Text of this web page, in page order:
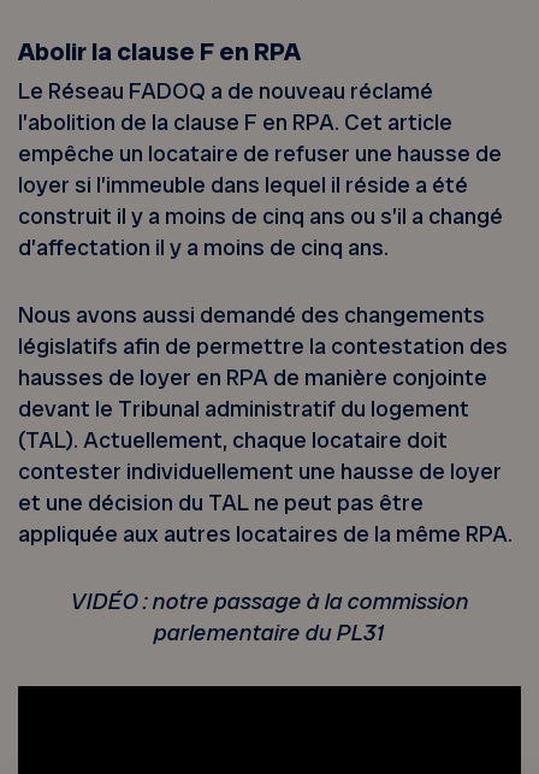
Abolir la clause F en RPA
Le Réseau FADOQ a de nouveau réclamé
l’abolition de la clause F en RPA. Cet article
empêche un locataire de refuser une hausse de
loyer si l’immeuble dans lequel il réside a été
construit il y a moins de cinq ans ou s’il a changé
d’affectation il y a moins de cinq ans.
Nous avons aussi demandé des changements
législatifs afin de permettre la contestation des
hausses de loyer en RPA de manière conjointe
devant le Tribunal administratif du logement
(TAL). Actuellement, chaque locataire doit
contester individuellement une hausse de loyer
et une décision du TAL ne peut pas être
appliquée aux autres locataires de la même RPA.
VIDÉO : notre passage à la commission
parlementaire du PL31